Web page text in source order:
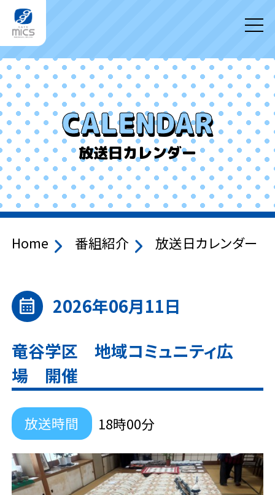
CALENDAR
放送日カレンダー
Home 番組紹介 放送日カレンダー
calendar_month
2026年06月11日
竜谷学区 地域コミュニティ広
場 開催
放送時間 18時00分